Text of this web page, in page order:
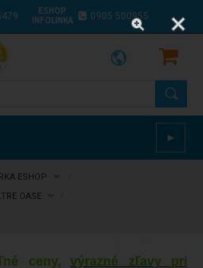
ESHOP
INFOLINKA
0905 500955
►
ESHOP
OASE
ceny, výrazné zľavy pri